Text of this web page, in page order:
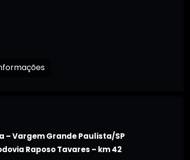
mais Informações
– Vargem Grande Paulista/SP
Raposo Tavares – km 42